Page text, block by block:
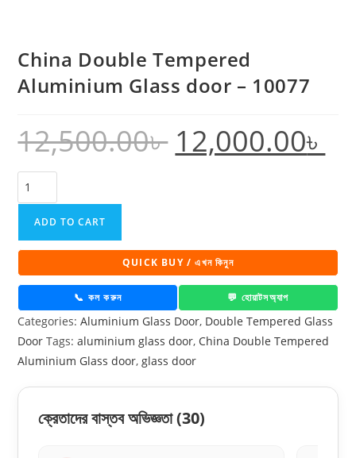
China Double Tempered
Aluminium Glass door – 10077
12,500.00৳ Original
price
was:
12,000.00৳ is:
China
Double
Tempered
Aluminium
door
10077
quantity
ADD TO CART
QUICK BUY / এখন কিনুন
📞 কল করুন 💬 হোয়াটসঅ্যাপ
Categories:Aluminium Glass Door, Double Tempered Glass
Door Tags:aluminium glass door, China Double Tempered
Aluminium Glass door, glass door
ক্রেতাদের বাস্তব অভিজ্ঞতা(30)